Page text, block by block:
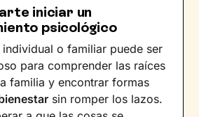
iniciar un
psicológico
o familiar puede ser
para comprender las raíces
familia y encontrar formas
sin romper los lazos.